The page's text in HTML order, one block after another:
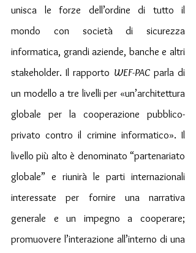
unisca le forze dell’ordine di tutto il
mondo con società di sicurezza
informatica, grandi aziende, banche e altri
stakeholder. Il rapporto WEF-PAC parla di
un modello a tre livelli per «un’architettura
globale per la cooperazione pubblico-
privato contro il crimine informatico». Il
livello più alto è denominato “partenariato
globale” e riunirà le parti internazionali
interessate per fornire una narrativa
generale e un impegno a cooperare;
promuovere l’interazione all’interno di una